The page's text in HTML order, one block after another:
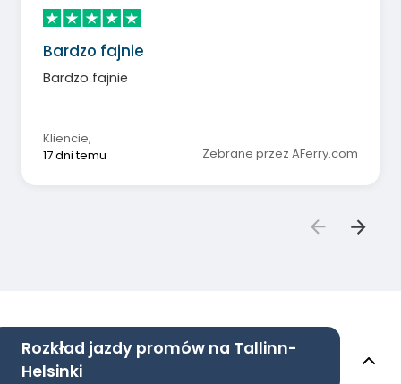
Bardzo fajnie
Bardzo fajnie
Kliencie,
17 dni temu
Zebrane przez AFerry.com
Rozkład jazdy promów na Tallinn-
Helsinki